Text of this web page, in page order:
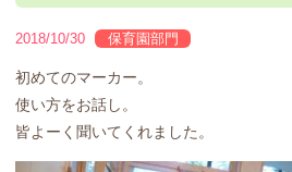
2018/10/30 保育園部門
初めてのマーカー。
使い方をお話し。
皆よーく聞いてくれました。